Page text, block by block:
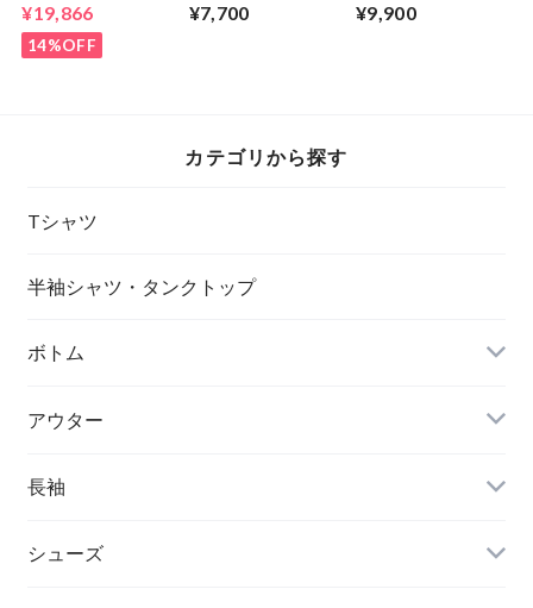
¥19,866
14%OFF
¥7,700
ナナ ショルダーバ
¥9,900
カテゴリから探す
Tシャツ
半袖シャツ・タンクトップ
ボトム
アウター
長袖
シューズ